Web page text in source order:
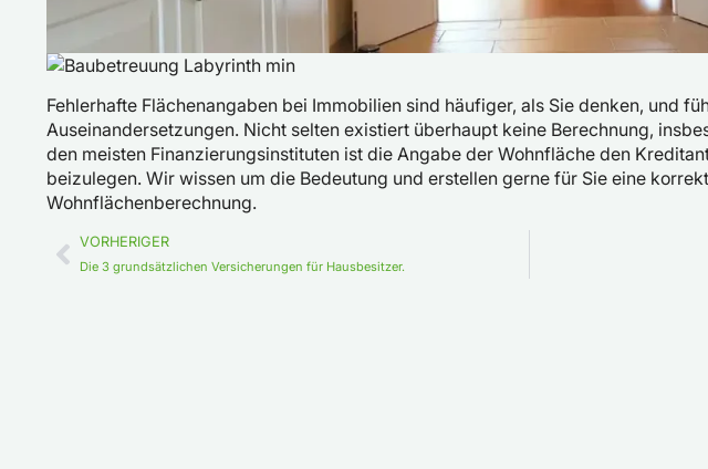
Fehlerhafte Flächenangaben bei Immobilien sind häufiger, als Sie denken, und
Auseinandersetzungen. Nicht selten existiert überhaupt keine Berechnung,
den meisten Finanzierungsinstituten ist die Angabe der Wohnfläche den
beizulegen. Wir wissen um die Bedeutung und erstellen gerne für Sie eine
Wohnflächenberechnung.
VORHERIGER
Die 3 grundsätzlichen Versicherungen für Hausbesitzer.